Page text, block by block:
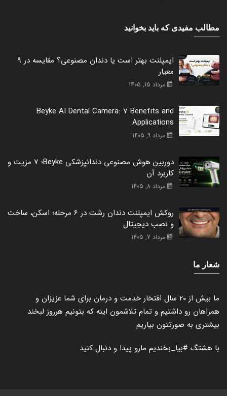
مطالب مفیدی که باید بخوانید
ایمپلنت بهتر است یا دندان مصنوعی؟ مقایسه در 9
معیار
مرداد 15, 1405
Beyke AI Dental Camera: 7 Benefits and
Applications
مرداد 9, 1405
دوربین هوش مصنوعی دندانپزشکی Beyke؛ 7 مزیت و
کاربرد آن
مرداد 8, 1405
روکش ایمپلنت دندان رشت در 6 مرحله؛ اسکن، ساخت
و نصب دیجیتال
مرداد 7, 1405
شعار ما
ما بیش از 20 سال افتخار خدمت و درمان برای شما عزیزان و
همراهان رو داشتیم و تمام تلاشمون اینه که بتونیم هرروز لبخند
بیشتری به صورتتون بیاریم
با هشتگ #بیا_بخندیم مارو پیدا و دنبال کنید